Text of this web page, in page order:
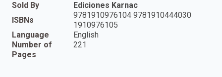
Sold By
Ediciones Karnac
ISBNs
9781910976104 9781910444030
1910976105
Language
English
Number of
Pages
221